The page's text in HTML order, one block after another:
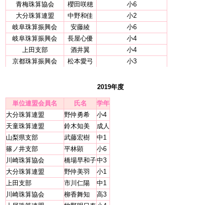
青梅珠算協会
櫻田咲穂
小6
大分珠算連盟
中野和佳
小2
岐阜珠算振興会
安藤綾
小6
岐阜珠算振興会
長屋心優
小4
上田支部
酒井翼
小4
京都珠算振興会
松本愛弓 小3
2019年度
単位連盟会員名 氏名
学年
大分珠算連盟
野仲勇希
小4
天童珠算連盟
鈴木知美
成人
山梨県支部
武藤宏樹
中1
篠ノ井支部
平林顕
小6
川崎珠算協会
橋場早和子中3
大分珠算連盟
野仲美羽
小1
上田支部
市川仁陽
中1
川崎珠算協会
柳香舞知
高3